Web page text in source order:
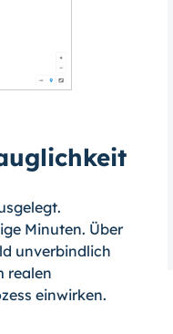
Minuten. Über
unverbindlich
realen
einwirken.